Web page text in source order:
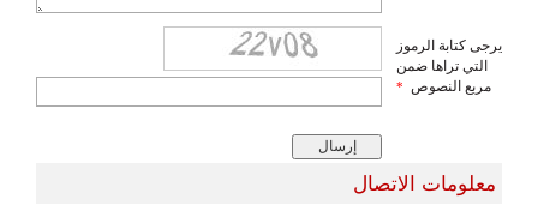
يرجى كتابة الرموز
التي تراها ضمن
مربع النصوص *
معلومات الاتصال